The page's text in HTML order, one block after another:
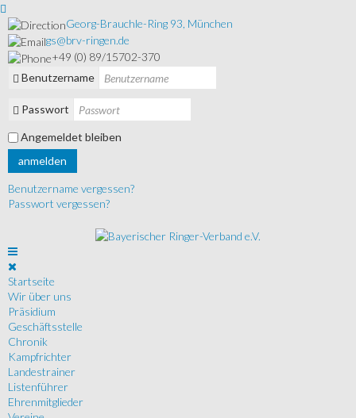
Georg-Brauchle-Ring 93, München
gs@brv-ringen.de
+49 (0) 89/15702-370
Benutzername
Passwort
Angemeldet bleiben
anmelden
Benutzername vergessen?
Passwort vergessen?
Startseite
Wir über uns
Präsidium
Geschäftsstelle
Chronik
Kampfrichter
Landestrainer
Listenführer
Ehrenmitglieder